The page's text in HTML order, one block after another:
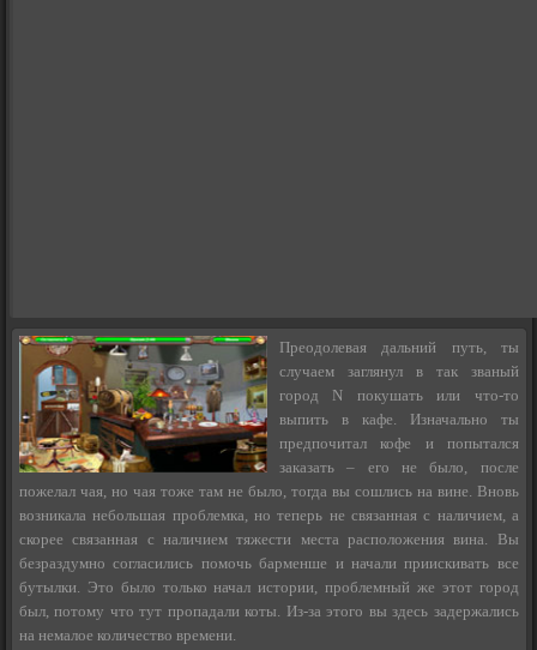
Преодолевая дальний путь, ты
случаем заглянул в так званый
город N покушать или что-то
выпить в кафе. Изначально ты
предпочитал кофе и попытался
заказать – его не было, после
пожелал чая, но чая тоже там не было, тогда вы сошлись на вине. Вновь
возникала небольшая проблемка, но теперь не связанная с наличием, а
скорее связанная с наличием тяжести места расположения вина. Вы
безраздумно согласились помочь барменше и начали приискивать все
бутылки. Это было только начал истории, проблемный же этот город
был, потому что тут пропадали коты. Из-за этого вы здесь задержались
на немалое количество времени.